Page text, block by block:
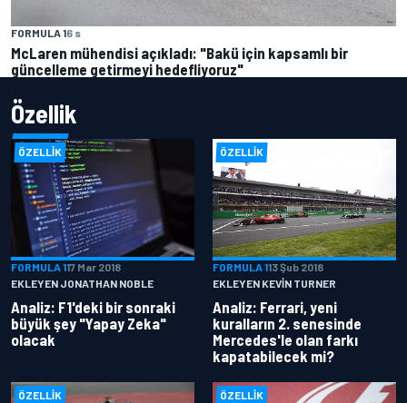
FORMULA 16 s
McLaren mühendisi açıkladı: "Bakü için kapsamlı bir
güncelleme getirmeyi hedefliyoruz"
Özellik
ÖZELLIK
FORMULA 117 Mar 2018
EKLEYEN JONATHAN NOBLE
Analiz: F1'deki bir sonraki
büyük şey "Yapay Zeka"
olacak
ÖZELLIK
FORMULA 113 Şub 2018
EKLEYEN KEVIN TURNER
Analiz: Ferrari, yeni
kuralların 2. senesinde
Mercedes'le olan farkı
kapatabilecek mi?
ÖZELLIK ÖZELLIK